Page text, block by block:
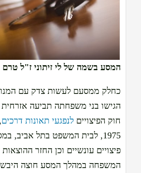
המסע בשמה של לי זיתוני ז"ל טרם
הגישו בני משפחתה תביעה אזרחית
חוק הפיצויים לנפגעי תאונות דרכים
1975, לבית המשפט בתל אביב,
פיצויים עונשיים וכן החזר
המשפחה במהלך המסע חוצה